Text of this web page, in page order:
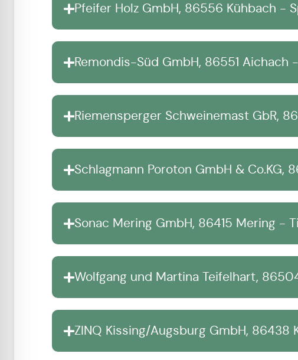
Pfeifer Holz GmbH, 86556 Kühbach -
Remondis-Süd GmbH, 86551
Riemensperger Schweinemast GbR,
Schlagmann Poroton GmbH & Co.KG,
Sonac Mering GmbH, 86415 Mering -
Wolfgang und Martina Teifelhart,
ZINQ Kissing/Augsburg GmbH, 86438